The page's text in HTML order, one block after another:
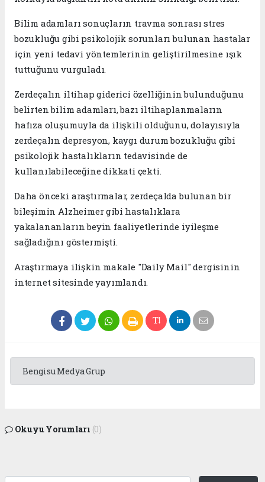
Bilim adamları sonuçların travma sonrası stres
bozukluğu gibi psikolojik sorunları bulunan hastalar
için yeni tedavi yöntemlerinin geliştirilmesine ışık
tuttuğunu vurguladı.
Zerdeçalın iltihap giderici özelliğinin bulunduğunu
belirten bilim adamları, bazı iltihaplanmaların
hafıza oluşumuyla da ilişkili olduğunu, dolayısıyla
zerdeçalın depresyon, kaygı durum bozukluğu gibi
psikolojik hastalıkların tedavisinde de
kullanılabileceğine dikkati çekti.
Daha önceki araştırmalar, zerdeçalda bulunan bir
bileşimin Alzheimer gibi hastalıklara
yakalananların beyin faaliyetlerinde iyileşme
sağladığını göstermişti.
Araştırmaya ilişkin makale "Daily Mail" dergisinin
internet sitesinde yayımlandı.
Bengisu Medya Grup
Okuyu Yorumları (0)